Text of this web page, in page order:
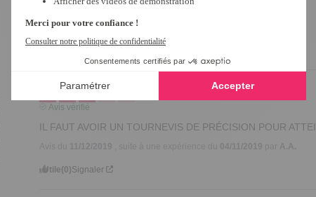
Pas encore utiliséepas encore utilisée
Avis du07/01/2020 , suite à une expérience du
Signaler
Avis vérifié
IL FAUT AVOIR UN TOURNEVIS DE PRÉCISION POUR
11/12/2019 04/11/2019 A.A.
Utile(0)Signaler